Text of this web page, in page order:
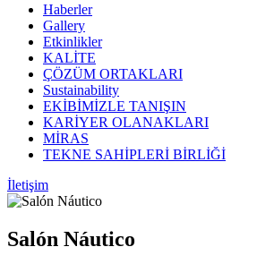
Haberler
Gallery
Etkinlikler
KALİTE
ÇÖZÜM ORTAKLARI
Sustainability
EKİBİMİZLE TANIŞIN
KARİYER OLANAKLARI
MİRAS
TEKNE SAHİPLERİ BİRLİĞİ
İletişim
Salón Náutico